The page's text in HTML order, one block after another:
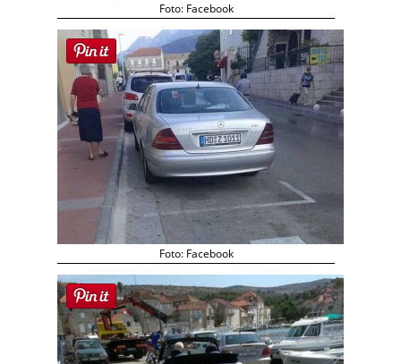
Foto: Facebook
Foto: Facebook